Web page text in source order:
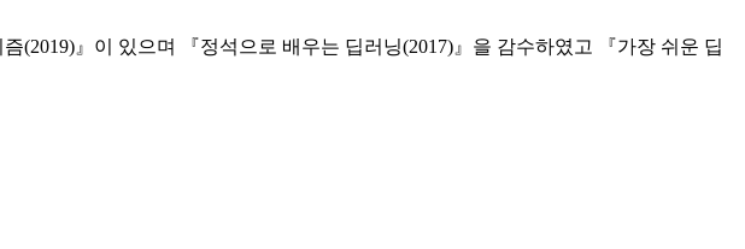
』이 있으며 『정석으로 배우는 딥러닝(2017)』을 감수하였고 『가장 쉬운 딥